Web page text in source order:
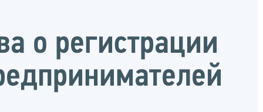
о регистрации